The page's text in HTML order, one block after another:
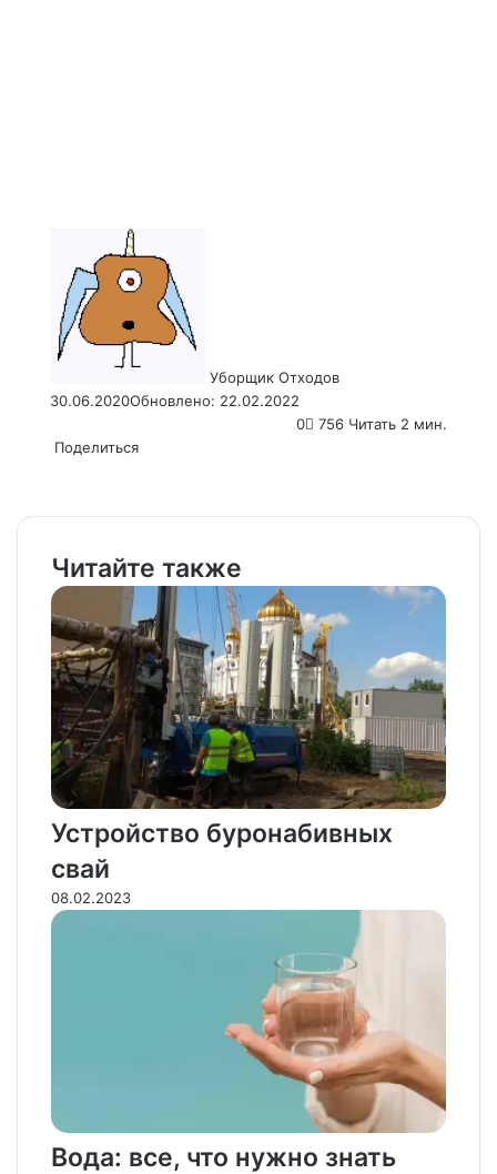
Уборщик Отходов
30.06.2020Обновлено: 22.02.2022
0
756 Читать 2 мин.
Поделиться
Читайте также
Устройство буронабивных
свай
08.02.2023
Вода: все, что нужно знать